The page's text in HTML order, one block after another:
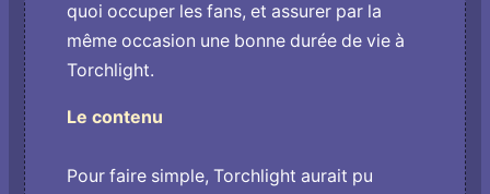
quoi occuper les fans, et assurer par la
même occasion une bonne durée de vie à
Torchlight.
Le contenu
Pour faire simple, Torchlight aurait pu